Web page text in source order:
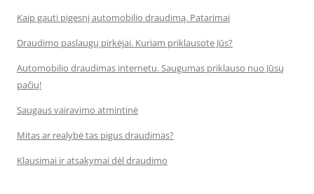
Kaip gauti pigesnį automobilio draudimą. Patarimai
Draudimo paslaugų pirkėjai. Kuriam priklausote Jūs?
Automobilio draudimas internetu. Saugumas priklauso nuo Jūsų
pačių!
Saugaus vairavimo atmintinė
Mitas ar realybė tas pigus draudimas?
Klausimai ir atsakymai dėl draudimo